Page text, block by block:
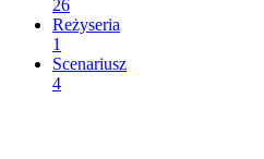
26
Reżyseria
1
Scenariusz
4